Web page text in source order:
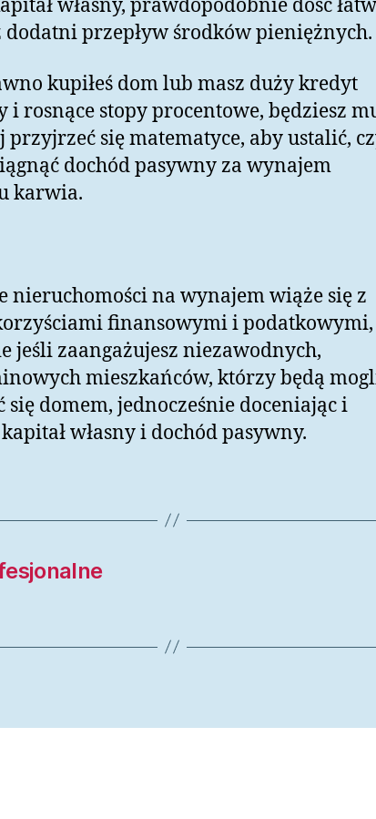
własny, prawdopodobnie dość
dodatni przepływ środków pieniężnych.
kupiłeś dom lub masz duży kredyt
i rosnące stopy procentowe, będziesz
przyjrzeć się matematyce, aby ustalić,
dochód pasywny za wynajem
karwia.
nieruchomości na wynajem wiąże się z
finansowymi i podatkowymi,
jeśli zaangażujesz niezawodnych,
mieszkańców, którzy będą
się domem, jednocześnie doceniając i
własny i dochód pasywny.